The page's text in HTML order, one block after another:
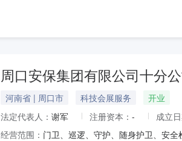
周口安保集团有限公司十分公
河南省 | 周口市 科技会展服务
开业
法定代表人： 谢军 注册资本： - 成立日
经营范围： 门卫、巡逻、守护、随身护卫、安全